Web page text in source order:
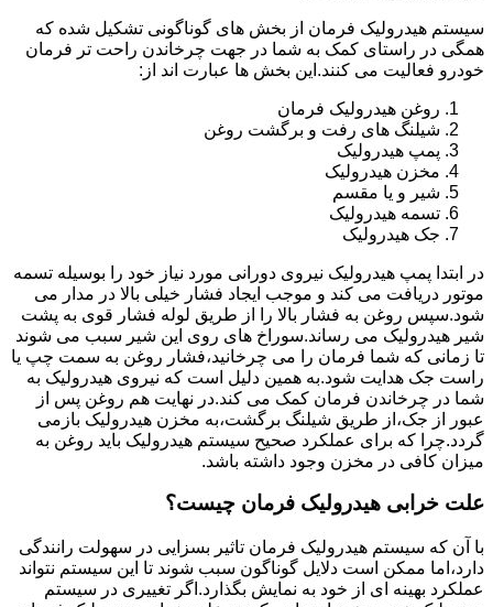
سیستم هیدرولیک فرمان از بخش های گوناگونی تشکیل شده که
همگی در راستای کمک به شما در جهت چرخاندن راحت تر فرمان
خودرو فعالیت می کنند.این بخش ها عبارت اند از:
روغن هیدرولیک فرمان
شیلنگ های رفت و برگشت روغن
پمپ هیدرولیک
مخزن هیدرولیک
شیر و یا مقسم
تسمه هیدرولیک
جک هیدرولیک
در ابتدا پمپ هیدرولیک نیروی دورانی مورد نیاز خود را بوسیله تسمه
موتور دریافت می کند و موجب ایجاد فشار خیلی بالا در مدار می
شود.سپس روغن به فشار بالا را از طریق لوله فشار قوی به پشت
شیر هیدرولیک می رساند.سوراخ های روی این شیر سبب می شوند
تا زمانی که شما فرمان را می چرخانید،فشار روغن به سمت چپ یا
راست جک هدایت شود.به همین دلیل است که نیروی هیدرولیک به
شما در چرخاندن فرمان کمک می کند.در نهایت هم روغن پس از
عبور از جک،از طریق شیلنگ برگشت،به مخزن هیدرولیک بازمی
گردد.چرا که برای عملکرد صحیح سیستم هیدرولیک باید روغن به
میزان کافی در مخزن وجود داشته باشد.
علت خرابی هیدرولیک فرمان چیست؟
با آن که سیستم هیدرولیک فرمان تاثیر بسزایی در سهولت رانندگی
دارد،اما ممکن است دلایل گوناگون سبب شوند تا این سیستم نتواند
عملکرد بهینه ای از خود به نمایش بگذارد.اگر تغییری در سیستم